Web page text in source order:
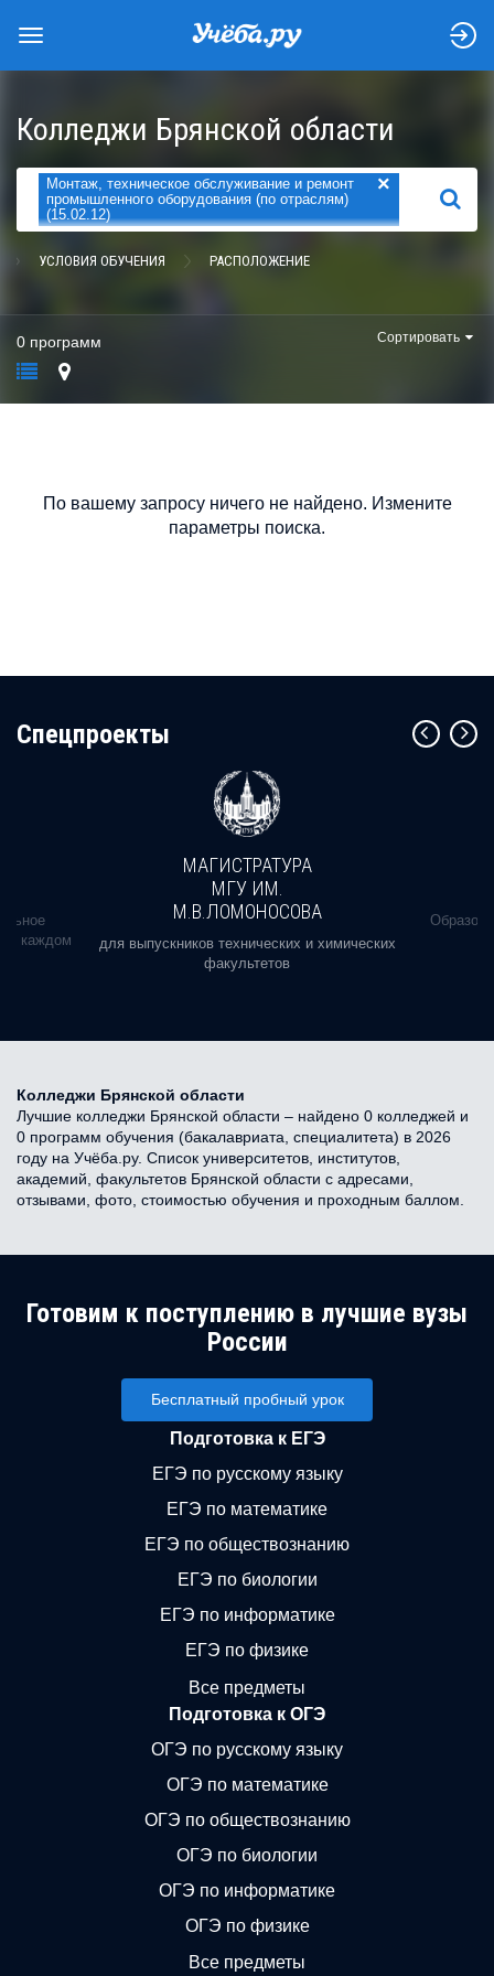
Колледжи Брянской области
Монтаж, техническое обслуживание и ремонт
промышленного оборудования (по отраслям)
(15.02.12)
×
НАЙТИ
УСЛОВИЯ ОБУЧЕНИЯ РАСПОЛОЖЕНИЕ
0 программ Сортировать
По вашему запросу ничего не найдено. Измените
параметры поиска.
Cпецпроекты
в каждом
МАГИСТРАТУРА
МГУ ИМ.
М.В.ЛОМОНОСОВА
для выпускников технических и химических
факультетов
Колледжи Брянской области
Лучшие колледжи Брянской области – найдено 0 колледжей и
0 программ обучения (бакалавриата, специалитета) в 2026
году на Учёба.ру. Список университетов, институтов,
академий, факультетов Брянской области с адресами,
отзывами, фото, стоимостью обучения и проходным баллом.
Готовим к поступлению в лучшие вузы
России
Бесплатный пробный урок
Подготовка к ЕГЭ
ЕГЭ по русскому языку
ЕГЭ по математике
ЕГЭ по обществознанию
ЕГЭ по биологии
ЕГЭ по информатике
ЕГЭ по физике
Все предметы
Подготовка к ОГЭ
ОГЭ по русскому языку
ОГЭ по математике
ОГЭ по обществознанию
ОГЭ по биологии
ОГЭ по информатике
ОГЭ по физике
Все предметы